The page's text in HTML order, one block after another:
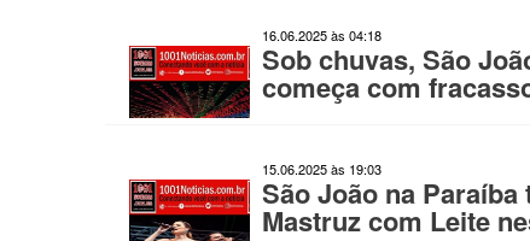
16.06.2025 às 04:18
Sob chuvas, São
começa com
15.06.2025 às 19:03
São João na
Mastruz com Leite